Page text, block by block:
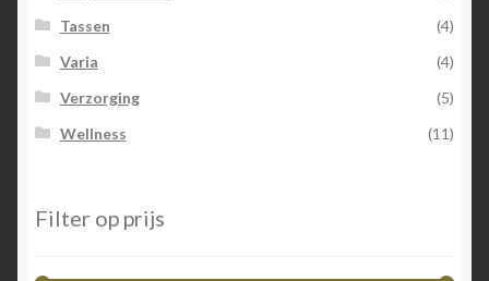
Tassen
(4)
Varia
(4)
Verzorging
(5)
Wellness
(11)
Filter op prijs